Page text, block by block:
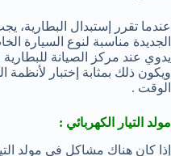
عندما تقرر إستبدال البطارية،
الجديدة مناسبة لنوع السيارة
يدوي عند مركز الصيانة
ويكون ذلك بمثابة إختبار
الوقت .
مولد التيار الكهربائي :
إذا كان هناك مشاكل في مولد